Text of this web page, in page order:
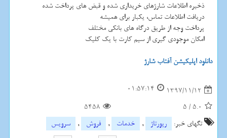
ذخیره اطلاعات شارژهای خریداری شده و قبض های پرداخت شده
دریافت اطلاعات تماس، یکبار برای همیشه
پرداخت وجه از طریق درگاه های بانکی مختلف
امکان موجودی گیری از سیم کارت با یک کلیک
دانلود اپلیکیشن آفتاب شارژ
1397/11/12
01:57:14
5.0
/
5
5458
تگهای خبر:
رپورتاژ , خدمات , فروش ,
سرویس